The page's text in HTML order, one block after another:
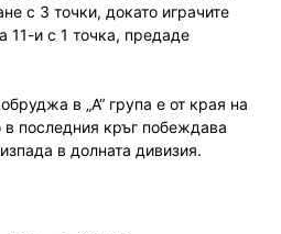
с 3 точки, докато играчите
11-и с 1 точка, предаде
в „А“ група е от края на
последния кръг побеждава
в долната дивизия.